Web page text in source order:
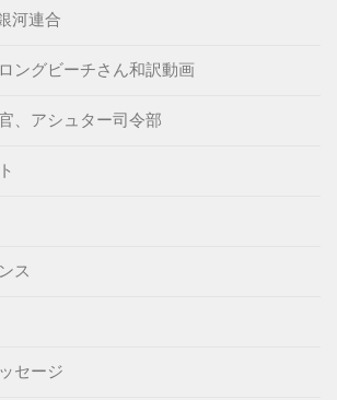
河連合
ングビーチさん和訳動画
、アシュター司令部
ス
セージ